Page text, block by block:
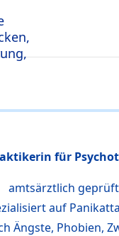
für
amtsärztlich geprüft
auf
Ängste, Phobien,